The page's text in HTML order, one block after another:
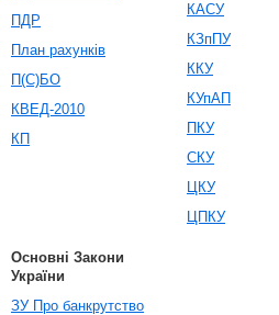
ПДР
План рахунків
П(С)БО
КВЕД-2010
КП
КАСУ
КЗпПУ
ККУ
КУпАП
ПКУ
СКУ
ЦКУ
ЦПКУ
Основні Закони
України
ЗУ Про банкрутство